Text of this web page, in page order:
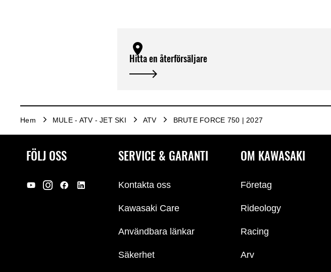
Hitta en återförsäljare
Hem MULE - ATV - JET SKI ATV BRUTE FORCE 750 | 2027
FÖLJ OSS SERVICE & GARANTI
Kontakta oss
Kawasaki Care
Användbara länkar
Säkerhet
OM KAWASAKI
Företag
Rideology
Racing
Arv